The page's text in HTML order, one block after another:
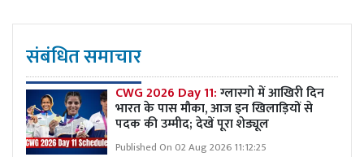
संबंधित समाचार
CWG 2026 Day 11:ग्लास्गो में आखिरी दिन
भारत के पास मौका, आज इन खिलाड़ियों से
पदक की उम्मीद; देखें पूरा शेड्यूल
Published On 02 Aug 2026 11:12:25